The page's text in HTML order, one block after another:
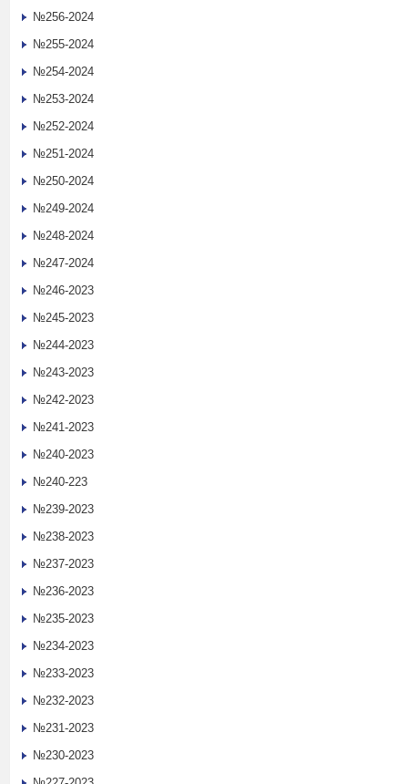
№256-2024
№255-2024
№254-2024
№253-2024
№252-2024
№251-2024
№250-2024
№249-2024
№248-2024
№247-2024
№246-2023
№245-2023
№244-2023
№243-2023
№242-2023
№241-2023
№240-2023
№240-223
№239-2023
№238-2023
№237-2023
№236-2023
№235-2023
№234-2023
№233-2023
№232-2023
№231-2023
№230-2023